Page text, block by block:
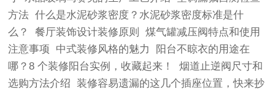
方法 什么是水泥砂浆密度？水泥砂浆密度标准是什
么？
餐厅装饰设计装修原则
煤气罐减压阀特点和使用
注意事项
中式装修风格的魅力
阳台不晾衣的用途在
哪？8 个装修阳台实例，收藏起来！
烟道止逆阀尺寸和
选购方法介绍
装修容易遗漏的这几个插座位置，快来抄